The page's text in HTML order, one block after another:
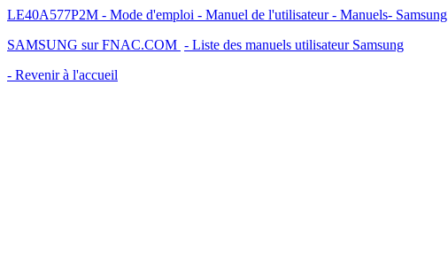
LE40A577P2M - Mode d'emploi - Manuel de l'utilisateur - Manuels- Samsung
SAMSUNG sur FNAC.COM - Liste des manuels utilisateur Samsung
- Revenir à l'accueil